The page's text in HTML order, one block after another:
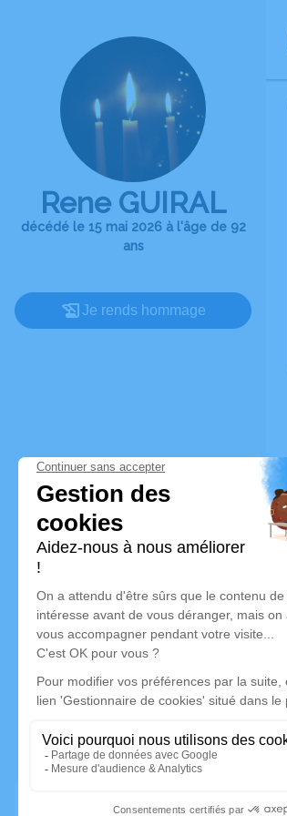
Rene GUIRAL
décédé le 15 mai 2026 à l'âge de 92
ans
Je rends hommage